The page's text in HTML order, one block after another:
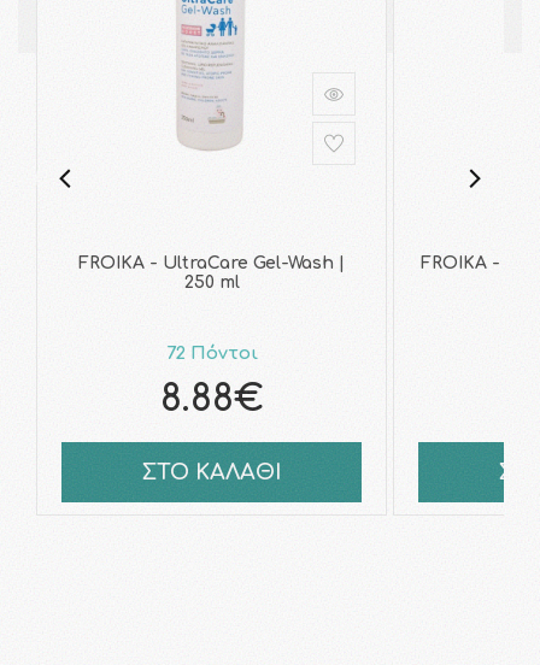
FROIKA - UltraCare Gel-Wash |
250 ml
72 Πόντοι
8.88€
ΣΤΟ ΚΑΛΑΘΙ
FROIKA -